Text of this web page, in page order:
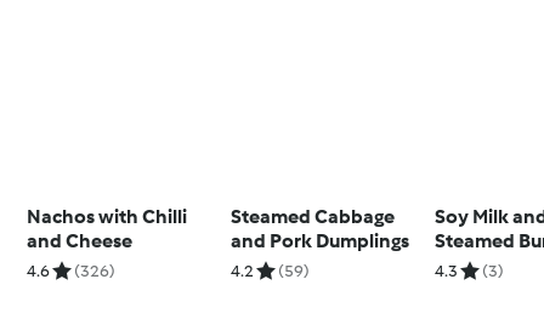
Nachos with Chilli
and Cheese
4.6 (326)
Steamed Cabbage
and Pork Dumplings
4.2 (59)
Soy Milk
Steamed
4.3 (3)